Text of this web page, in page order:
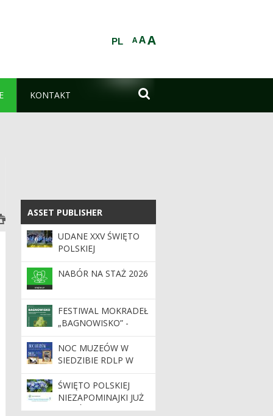
AAA
PL
KONTAKT 
ASSET PUBLISHER
ASSET PUBLISHER
UDANE XXV ŚWIĘTO
POLSKIEJ
NIEZAPOMINAJKI
NABÓR NA STAŻ 2026
FESTIWAL MOKRADEŁ
„BAGNOWISKO” -
29.05.2026 R. W
NADLEŚNICTWIE
ZWOLEŃ
NOC MUZEÓW W
SIEDZIBIE RDLP W
RADOMIU – DWIE
WYJĄTKOWE
PRZESTRZENIE –
JEDNA NOC PEŁNA
ŚWIĘTO POLSKIEJ
NIEZAPOMINAJKI JUŻ
WKRÓTCE!